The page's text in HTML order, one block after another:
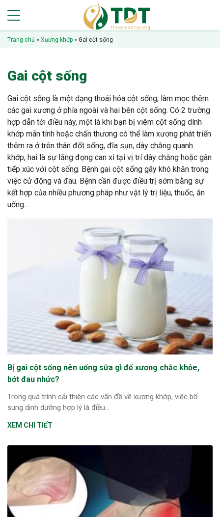
Trang chủ » Xương khớp » Gai cột sống
Gai cột sống
Gai cột sống là một dạng thoái hóa cột sống, làm mọc thêm
các gai xương ở phía ngoài và hai bên cột sống. Có 2 trường
hợp dẫn tới điều này, một là khi bạn bị viêm cột sống dính
khớp mãn tính hoặc chấn thương có thể làm xương phát triển
thêm ra ở trên thân đốt sống, đĩa sụn, dây chằng quanh
khớp, hai là sự lắng đọng can xi tại vị trí dây chằng hoặc gân
tiếp xúc với cột sống. Bệnh gai cột sống gây khó khăn trong
việc cử động và đau. Bệnh cần được điều trị sớm bằng sự
kết hợp của nhiều phương pháp như vật lý trị liệu, thuốc, ăn
uống…
Bị gai cột sống nên uống sữa gì để xương chắc khỏe,
bớt đau nhức?
Trong quá trình cải thiện các vấn đề về xương khớp, việc bổ
sung dinh dưỡng hợp lý là điều...
XEM CHI TIẾT